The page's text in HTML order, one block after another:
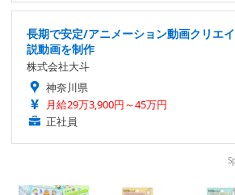
長期で安定/アニメーション動画クリエ
説動画を制作
株式会社大斗
神奈川県
月給29万3,900円～45万円
正社員